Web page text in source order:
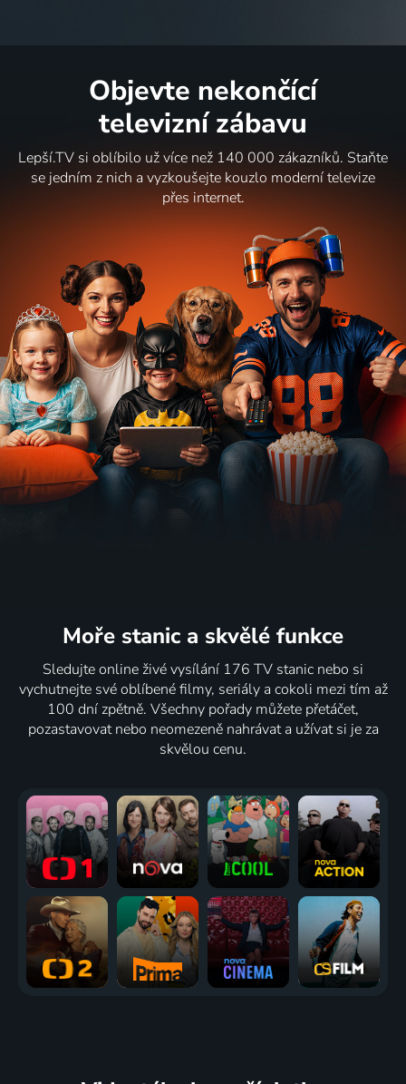
Objevte nekončící
televizní zábavu
Lepší.TV si oblíbilo už více než 140 000 zákazníků. Staňte
se jedním z nich a vyzkoušejte kouzlo moderní televize
přes internet.
Moře stanic a skvělé funkce
Sledujte online živé vysílání 176 TV stanic nebo si
vychutnejte své oblíbené filmy, seriály a cokoli mezi tím až
100 dní zpětně. Všechny pořady můžete přetáčet,
pozastavovat nebo neomezeně nahrávat a užívat si je za
skvělou cenu.